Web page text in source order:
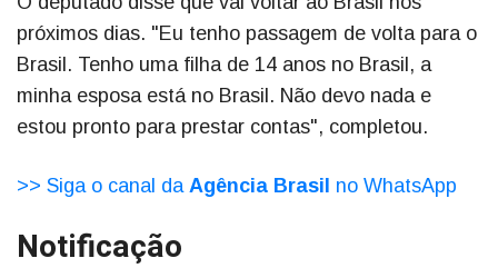
próximos dias. "Eu tenho passagem de volta para o
Brasil. Tenho uma filha de 14 anos no Brasil, a
minha esposa está no Brasil. Não devo nada e
estou pronto para prestar contas", completou.
>> Siga o canal da Agência Brasil no WhatsApp
Notificação